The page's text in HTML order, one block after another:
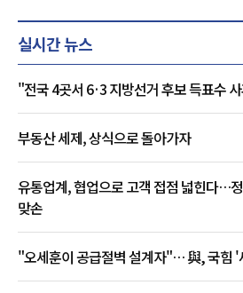
실시간 뉴스
"전국 4곳서 6·3 지방선거 후보 득표수
부동산 세제, 상식으로 돌아가자
유통업계, 협업으로 고객 접점 넓힌다…
맞손
"오세훈이 공급절벽 설계자"… 與, 국힘 '